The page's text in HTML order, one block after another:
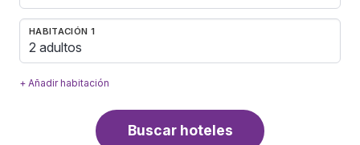
HABITACIÓN 1
2 adultos
+ Añadir habitación
Buscar hoteles